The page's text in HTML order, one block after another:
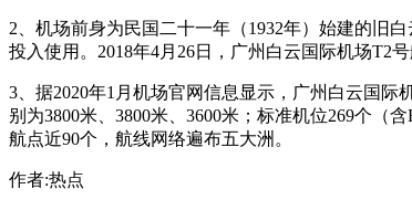
2、机场前身为民国二十一年（1932年）始建的旧
投入使用。2018年4月26日，广州白云国际机场T2号
3、据2020年1月机场官网信息显示，广州白云国
别为3800米、3800米、3600米；标准机位269个（
航点近90个，航线网络遍布五大洲。
作者:热点